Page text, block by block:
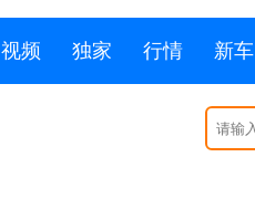
视频 独家 行情 新车